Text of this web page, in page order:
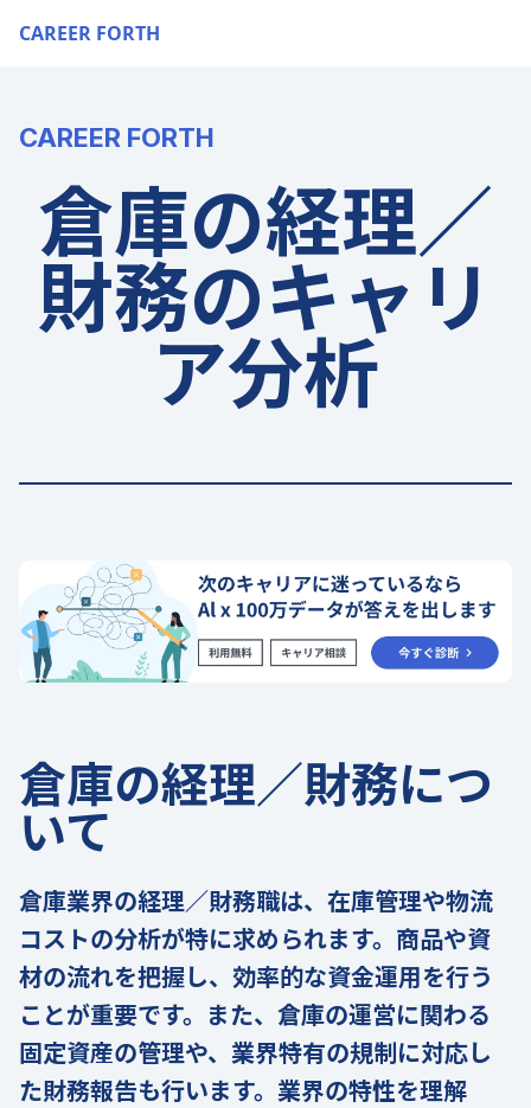
CAREER FORTH
CAREER FORTH
倉庫の経理／
財務のキャリ
ア分析
倉庫の経理／財務につ
いて
倉庫業界の経理／財務職は、在庫管理や物流
コストの分析が特に求められます。商品や資
材の流れを把握し、効率的な資金運用を行う
ことが重要です。また、倉庫の運営に関わる
固定資産の管理や、業界特有の規制に対応し
た財務報告も行います。業界の特性を理解